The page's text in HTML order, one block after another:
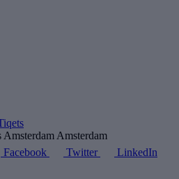
Amsterdam
Facebook Twitter LinkedIn